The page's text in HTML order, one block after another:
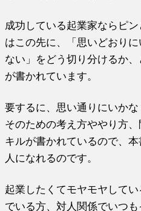
成功している起業家ならピ
はこの先に、「思いどおり
ない」をどう切り分けるか
が書かれています。
要するに、思い通りにいかな
そのための考え方ややり方
キルが書かれているので、
人になれるのです。
起業したくてモヤモヤして
でいる方、対人関係でいつ